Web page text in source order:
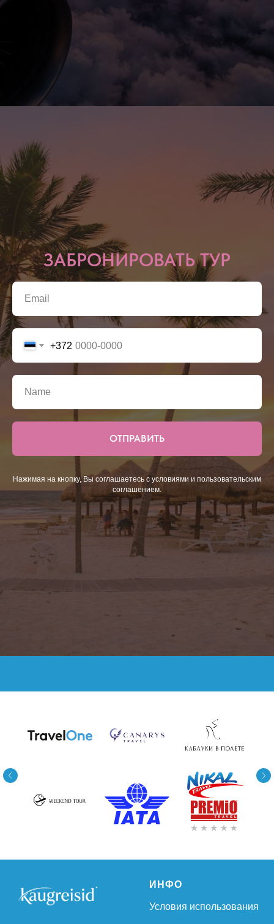
ЗАБРОНИРОВАТЬ ТУР
+372
ОТПРАВИТЬ
Нажимая на кнопку, Вы соглашаетесь с условиями и пользовательским
соглашением.
ИНФО
Условия использования